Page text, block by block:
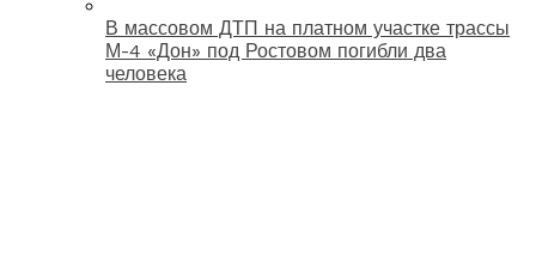
В массовом ДТП на платном участке трассы
М-4 «Дон» под Ростовом погибли два
человека